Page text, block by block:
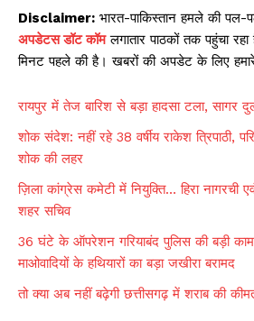
Disclaimer: भारत-पाकिस्तान हमले की पल-
अपडेटस डॉट कॉमलगातार पाठकों तक पहुंचा
मिनट पहले की है। खबरों की अपडेट के लिए
रायपुर में तेज बारिश से बड़ा हादसा टला, सागर
शोक संदेश: नहीं रहे 38 वर्षीय राकेश त्रिपाठी,
शोक की लहर
ज़िला कांग्रेस कमेटी में नियुक्ति… हिरा नागरची
शहर सचिव
36 घंटे के ऑपरेशन गरियाबंद पुलिस की बड़ी
माओवादियों के हथियारों का बड़ा जखीरा बरामद
तो क्या अब नहीं बढ़ेगी छत्तीसगढ़ में शराब की